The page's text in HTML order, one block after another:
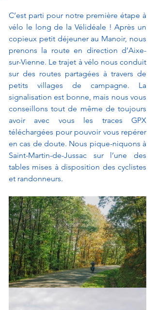
C’est parti pour notre première étape à
vélo le long de la Vélidéale ! Après un
copieux petit déjeuner au Manoir, nous
prenons la route en direction d’Aixe-
sur-Vienne. Le trajet à vélo nous conduit
sur des routes partagées à travers de
petits villages de campagne. La
signalisation est bonne, mais nous vous
conseillons tout de même de toujours
avoir avec vous les traces GPX
téléchargées pour pouvoir vous repérer
en cas de doute. Nous pique-niquons à
Saint-Martin-de-Jussac sur l’une des
tables mises à disposition des cyclistes
et randonneurs.